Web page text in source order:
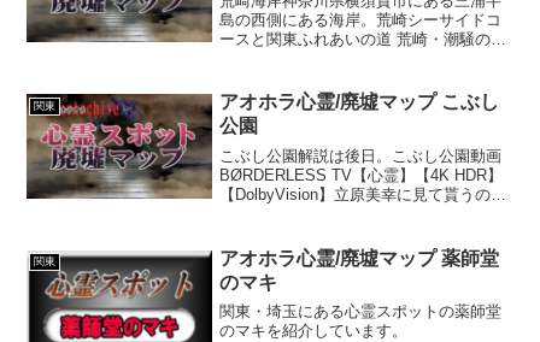
島の西側にある海岸。荒崎シーサイドコ
ースと関東ふれあいの道 荒崎・潮騒のみ
っている辺りは平らな海岸線が続いてい
て、こどもでも安心して...
関東
アオホラ心霊/廃墟マップ こぶし
公園
こぶし公園解説は後日。こぶし公園動画
BØRDERLESS TV【心霊】【4K HDR】
【DolbyVision】立原美幸に見て貰うので
視】【心霊映像】心霊...
関東
アオホラ心霊/廃墟マップ 薬師堂
のマキ
関東・埼玉にある心霊スポットの薬師堂
のマキを紹介しています。